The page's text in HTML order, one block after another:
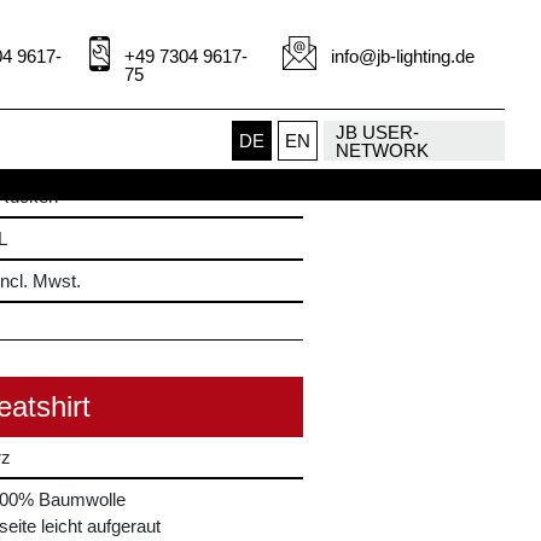
info@jb-lighting.de
+49 7304 9617-
75
9617-
EN
DE
JB USER-
NETWORK
Shirt
T-Shirt aus 100% Baumwolle
mehrfarbigen Drucken auf
Mwst.
Baumwolle
leicht aufgeraut